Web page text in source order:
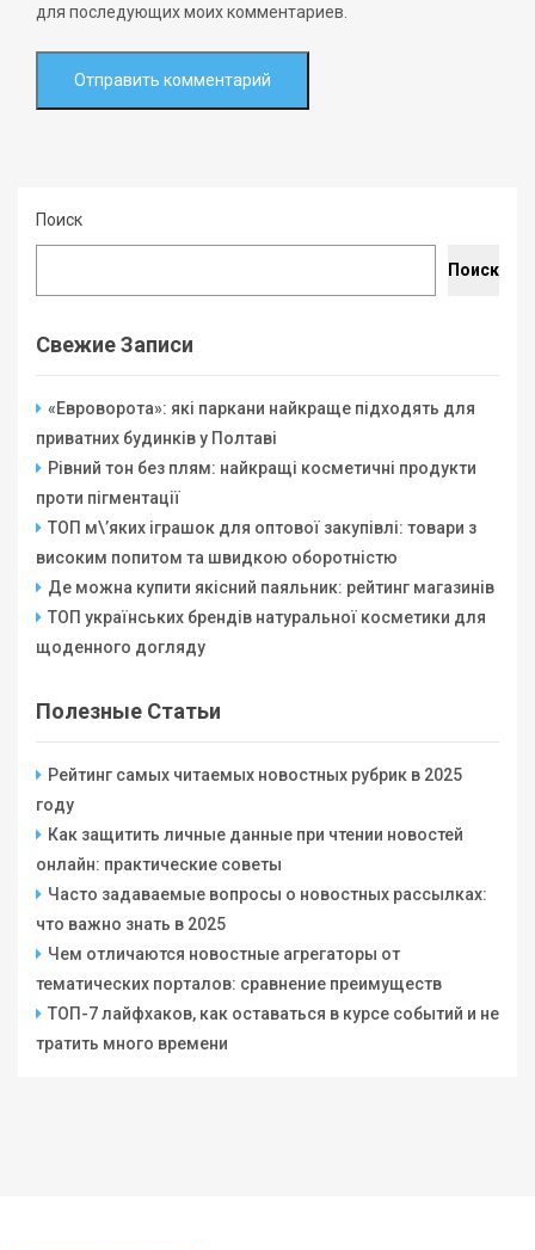
для последующих моих комментариев.
Поиск
Поиск
Свежие Записи
«Евроворота»: які паркани найкраще підходять для
приватних будинків у Полтаві
Рівний тон без плям: найкращі косметичні продукти
проти пігментації
ТОП м\’яких іграшок для оптової закупівлі: товари з
високим попитом та швидкою оборотністю
Де можна купити якісний паяльник: рейтинг магазинів
ТОП українських брендів натуральної косметики для
щоденного догляду
Полезные Статьи
Рейтинг самых читаемых новостных рубрик в 2025
году
Как защитить личные данные при чтении новостей
онлайн: практические советы
Часто задаваемые вопросы о новостных рассылках:
что важно знать в 2025
Чем отличаются новостные агрегаторы от
тематических порталов: сравнение преимуществ
ТОП-7 лайфхаков, как оставаться в курсе событий и не
тратить много времени